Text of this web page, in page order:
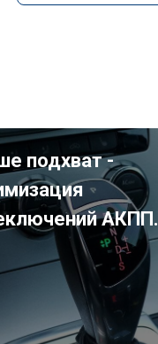
подхват -
АКПП.